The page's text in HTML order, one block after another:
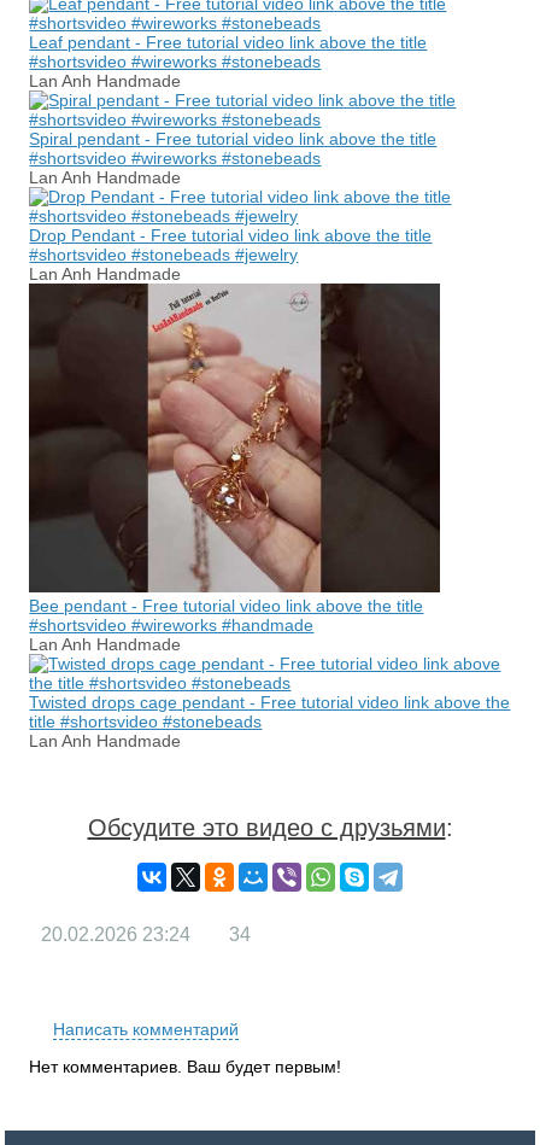
Leaf pendant - Free tutorial video link above the title
#shortsvideo #wireworks #stonebeads
Lan Anh Handmade
Spiral pendant - Free tutorial video link above the title
#shortsvideo #wireworks #stonebeads
Lan Anh Handmade
Drop Pendant - Free tutorial video link above the title
#shortsvideo #stonebeads #jewelry
Lan Anh Handmade
Bee pendant - Free tutorial video link above the title
#shortsvideo #wireworks #handmade
Lan Anh Handmade
Twisted drops cage pendant - Free tutorial video link above the
title #shortsvideo #stonebeads
Lan Anh Handmade
Обсудите это видео с друзьями:
20.02.2026 23:24 34
Написать комментарий
Нет комментариев. Ваш будет первым!